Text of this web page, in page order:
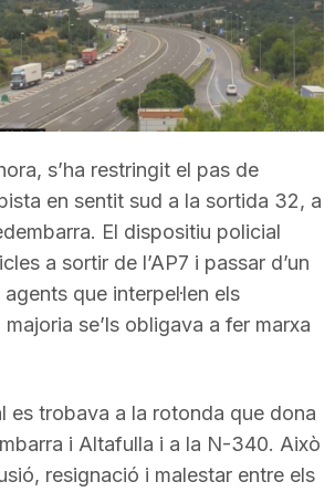
s’ha restringit el pas de
en sentit sud a la sortida 32, a
El dispositiu policial
a sortir de l’AP7 i passar d’un
que interpel·len els
se’ls obligava a fer marxa
es trobava a la rotonda que dona
i Altafulla i a la N-340. Això
resignació i malestar entre els